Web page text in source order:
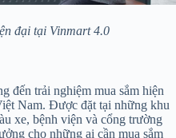
đại tại Vinmart 4.0
đến trải nghiệm mua sắm hiện
Nam. Được đặt tại những khu
xe, bệnh viện và cổng trường
cho những ai cần mua sắm